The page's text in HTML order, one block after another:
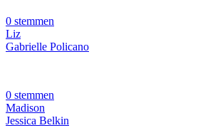
0 stemmen
Liz
Gabrielle Policano
0 stemmen
Madison
Jessica Belkin